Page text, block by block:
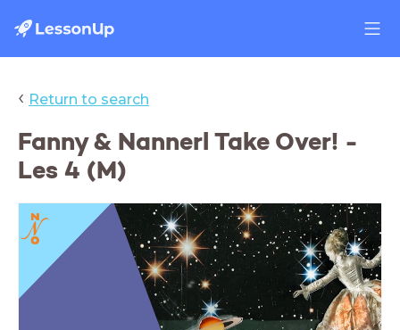
‹ Return to search
Fanny & Nannerl Take Over! -
Les 4 (M)